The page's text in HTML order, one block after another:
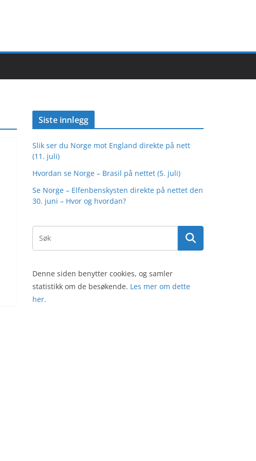
Siste innlegg
Slik ser du Norge mot England direkte på nett
(11. juli)
Hvordan se Norge – Brasil på nettet (5. juli)
Se Norge – Elfenbenskysten direkte på nettet den
30. juni – Hvor og hvordan?
Denne siden benytter cookies, og samler
statistikk om de besøkende. Les mer om dette
her.